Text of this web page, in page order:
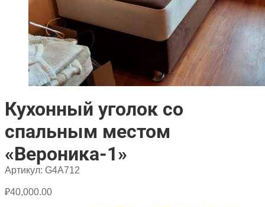
Кухонный уголок со
спальным местом
«Вероника-1»
Артикул: G4A712
₽40,000.00